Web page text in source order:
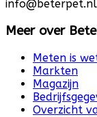
info@beterpet.nl
Meer over
Meten is
Markten
Magazijn
Overzicht